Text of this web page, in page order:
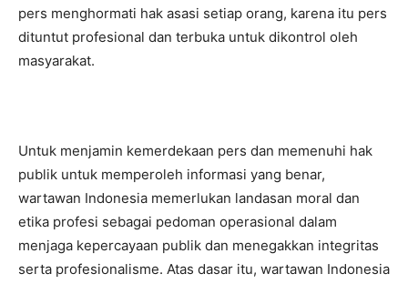
pers menghormati hak asasi setiap orang, karena itu pers
dituntut profesional dan terbuka untuk dikontrol oleh
masyarakat.
Untuk menjamin kemerdekaan pers dan memenuhi hak
publik untuk memperoleh informasi yang benar,
wartawan Indonesia memerlukan landasan moral dan
etika profesi sebagai pedoman operasional dalam
menjaga kepercayaan publik dan menegakkan integritas
serta profesionalisme. Atas dasar itu, wartawan Indonesia